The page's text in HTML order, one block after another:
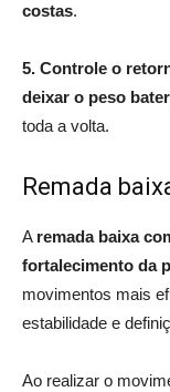
costas.
5. Controle o
deixar o peso
toda a volta.
Remada
A remada baixa
fortalecimento da
movimentos mais
estabilidade e
Ao realizar o